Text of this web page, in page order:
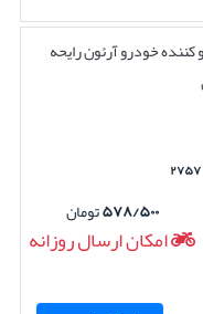
خودرو آرئون رایحه
۵۷۸/۵۰۰تومان
امکان ارسال روزانه